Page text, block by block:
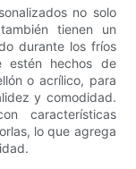
no solo
tienen un
durante los fríos
estén hechos de
o acrílico, para
y comodidad.
características
lo que agrega